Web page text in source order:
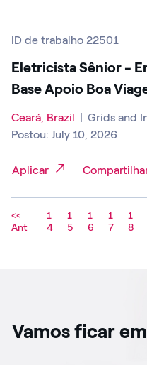
ID de trabalho 22501
Eletricista Sênior -
Base Apoio Boa
Ceará, Brazil Grids and
Postou: July 10, 2026
Aplicar
<<
Ant
1
4
1
5
1
6
1
7
1
8
Vamos ficar